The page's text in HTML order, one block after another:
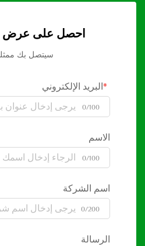
احصل على عرض
سيتصل بك
البريد الإلكتروني
0/100
الاسم
0/100
اسم الشركة
0/200
الرسالة